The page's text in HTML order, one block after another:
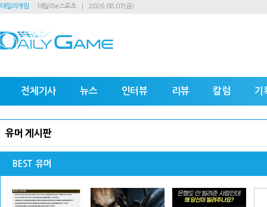
데일리게임 데일리e스포츠 2026.08.07(금)
전체기사 뉴스 인터뷰 리뷰 칼럼 기
유머 게시판
BEST 유머